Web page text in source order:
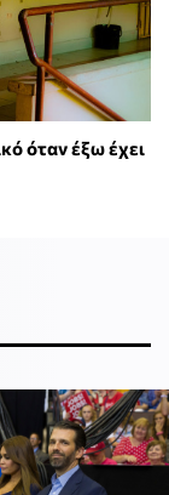
όταν έξω έχει